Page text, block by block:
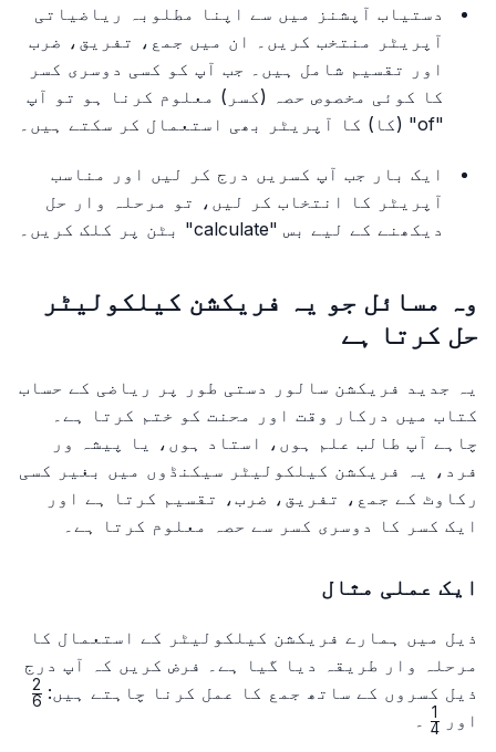
دستیاب آپشنز میں سے اپنا مطلوبہ ریاضیاتی
آپریٹر منتخب کریں۔ ان میں جمع، تفریق، ضرب
اور تقسیم شامل ہیں۔ جب آپ کو کسی دوسری کسر
کا کوئی مخصوص حصہ (کسر) معلوم کرنا ہو تو آپ
"of" (کا) کا آپریٹر بھی استعمال کر سکتے ہیں۔
ایک بار جب آپ کسریں درج کر لیں اور مناسب
آپریٹر کا انتخاب کر لیں، تو مرحلہ وار حل
دیکھنے کے لیے بس "calculate" بٹن پر کلک کریں۔
وہ مسائل جو یہ فریکشن کیلکولیٹر
حل کرتا ہے
یہ جدید فریکشن سالور دستی طور پر ریاضی کے حساب
کتاب میں درکار وقت اور محنت کو ختم کرتا ہے۔
چاہے آپ طالب علم ہوں، استاد ہوں، یا پیشہ ور
فرد، یہ فریکشن کیلکولیٹر سیکنڈوں میں بغیر کسی
رکاوٹ کے جمع، تفریق، ضرب، تقسیم کرتا ہے اور
ایک کسر کا دوسری کسر سے حصہ معلوم کرتا ہے۔
ایک عملی مثال
ذیل میں ہمارے فریکشن کیلکولیٹر کے استعمال کا
مرحلہ وار طریقہ دیا گیا ہے۔ فرض کریں کہ آپ درج
ذیل کسروں کے ساتھ جمع کا عمل کرنا چاہتے ہیں: 6
2
اور
\frac{1}4
1 ۔